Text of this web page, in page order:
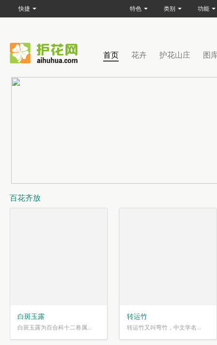
首页 花卉 护花山庄 图
百花齐放
白斑玉露
白斑玉露为百合科十二卷属...
转运竹
转运竹又叫弯竹，中文学名...
快捷 特色 类别 功能